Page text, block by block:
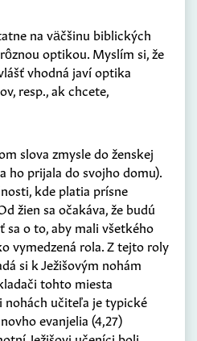
na väčšinu biblických
optikou. Myslím si, že
vhodná javí optika
resp., ak chcete,
slova zmysle do ženskej
ho prijala do svojho domu).
kde platia prísne
žien sa očakáva, že budú
sa o to, aby mali všetkého
vymedzená rola. Z tejto roly
si k Ježišovým nohám
tohto miesta
nohách učiteľa je typické
evanjelia (4,27)